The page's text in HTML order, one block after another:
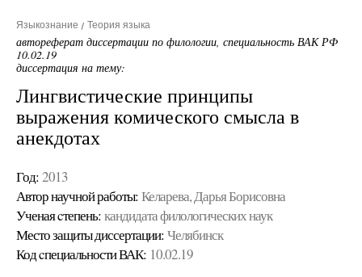
Языкознание Теория языка
автореферат диссертации по филологии, специальность ВАК РФ
10.02.19
диссертация на тему:
Лингвистические принципы
выражения комического смысла в
анекдотах
Год: 2013
Автор научной работы: Келарева, Дарья Борисовна
Ученая cтепень: кандидата филологических наук
Место защиты диссертации: Челябинск
Код cпециальности ВАК: 10.02.19